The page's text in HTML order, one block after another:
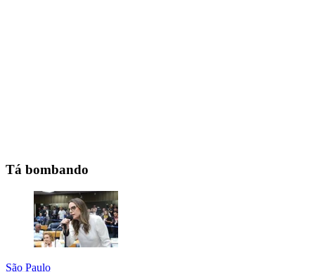
Tá bombando
São Paulo